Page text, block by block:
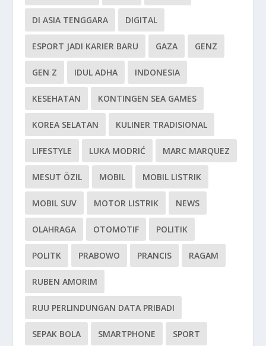
DI ASIA TENGGARA DIGITAL
ESPORT JADI KARIER BARU GAZA GENZ
GEN Z IDUL ADHA INDONESIA
KESEHATAN KONTINGEN SEA GAMES
KOREA SELATAN KULINER TRADISIONAL
LIFESTYLE LUKA MODRIĆ MARC MARQUEZ
MESUT ÖZIL MOBIL MOBIL LISTRIK
MOBIL SUV MOTOR LISTRIK NEWS
OLAHRAGA OTOMOTIF POLITIK
POLITK PRABOWO PRANCIS RAGAM
RUBEN AMORIM
RUU PERLINDUNGAN DATA PRIBADI
SEPAK BOLA SMARTPHONE SPORT